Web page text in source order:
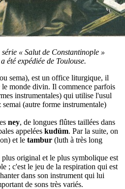
« Salut de Constantinople »
été expédiée de Toulouse.
sema), est un office liturgique, il
monde divin. Il commence parfois
instrumentales) qui utilise l'usul
(autre forme instrumentale)
ney, de longues flûtes taillées dans
appelées kudüm. Par la suite, on
et le tambur (luth à très long
original et le plus symbolique est
; c'est le jeu de la respiration qui est
dans son instrument qui lui
de sons très variés.